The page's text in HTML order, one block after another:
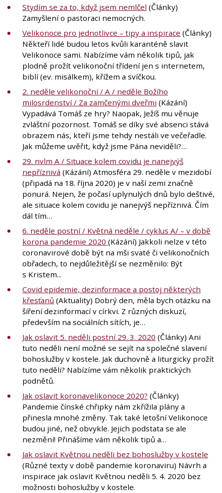
Stydím se za to, když jsem nemlčel (Články)
Zamyšlení o pastoraci nemocných.
Velikonoce pro jednotlivce – tipy a inspirace (Články)
Někteří lidé budou letos kvůli karanténě slavit
Velikonoce sami. Nabízíme vám několik tipů, jak
plodně prožít velikonoční třídení jen s internetem,
biblí (ev. misálkem), křížem a svíčkou.
2. neděle velikonoční / A / neděle Božího
milosrdenství / Za zamčenými dveřmi (Kázání)
Vypadává Tomáš ze hry? Naopak, Ježíš mu věnuje
zvláštní pozornost. Tomáš se díky své absenci stává
obrazem nás, kteří jsme tehdy nestáli ve večeřadle.
Jak můžeme uvěřit, když jsme Pána neviděli?…
29. nvlm A / Situace kolem covidu je nanejvýš
nepříznivá (Kázání) Atmosféra 29. neděle v mezidobí
(připadá na 18. října 2020) je v naší zemi značně
ponurá. Nejen, že počasí uplynulých dnů bylo deštivé,
ale situace kolem covidu je nanejvýš nepříznivá. Čím
dál tím…
6. neděle postní / Květná neděle / cyklus A/ – v době
korona pandemie 2020 (Kázání) Jakkoli nelze v této
coronavirové době být na mši svaté či velikonočních
obřadech, to nejdůležitější se nezměnilo: Být
s Kristem...
Covid epidemie, dezinformace a postoj některých
křesťanů (Aktuality) Dobrý den, měla bych otázku na
šíření dezinformací v církvi. Z různých diskuzí,
především na sociálních sítích, je…
Jak oslavit 5. neděli postní 29. 3. 2020 (Články) Ani
tuto neděli není možné se sejít na společné slavení
bohoslužby v kostele. Jak duchovně a liturgicky prožít
tuto neděli? Nabízíme vám několik praktických
podnětů.
Jak oslavit koronavelikonoce 2020? (Články)
Pandemie čínské chřipky nám zkřížila plány a
přinesla mnohé změny. Tak také letošní Velikonoce
budou jiné, než obvykle. Jejich podstata se ale
nezmění! Přinášíme vám několik tipů a…
Jak oslavit Květnou neděli bez bohoslužby v kostele
(Různé texty v době pandemie koronaviru) Návrh a
inspirace jak oslavit Květnou neděli 5. 4. 2020 bez
možnosti bohoslužby v kostele.